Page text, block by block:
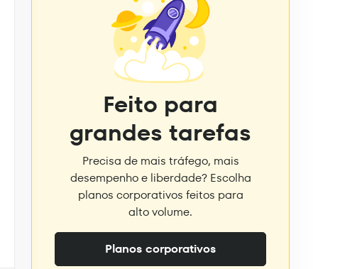
Feito para
grandes tarefas
Precisa de mais tráfego, mais
desempenho e liberdade? Escolha
planos corporativos feitos para
alto volume.
Planos corporativos